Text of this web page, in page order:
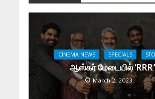
CINEMA NEWS SPECIALS
ஆஸ்கர் மேடையில் ‘RRR’
March 2, 2023